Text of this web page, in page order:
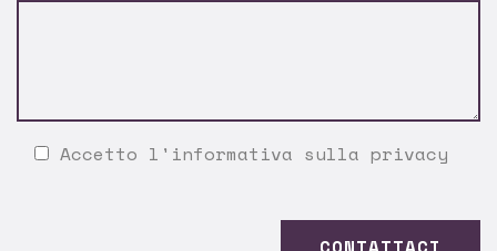
Accetto l' informativa sulla privacy